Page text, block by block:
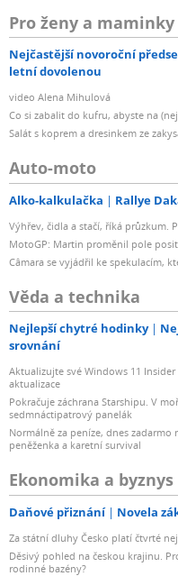
Pro ženy a maminky
Nejčastější novoroční
letní dovolenou
video Alena Mihulová
Co si zabalit do kufru, abyste na
Salát s koprem a dresinkem ze
Auto-moto
Alko-kalkulačka Rallye
Výhřev, čidla a stačí, říká průzkum.
MotoGP: Martin proměnil pole
Câmara se vyjádřil ke spekulacím,
Věda a technika
Nejlepší chytré hodinky
srovnání
Aktualizujte své Windows 11
aktualizace
Pokračuje záchrana Starshipu. V
sedmnáctipatrový panelák
Normálně za peníze, dnes
peněženka a karetní survival
Ekonomika a byznys
Daňové přiznání Novela
Za státní dluhy Česko platí čtvrté
Děsivý pohled na českou krajinu.
rodinné bazény?